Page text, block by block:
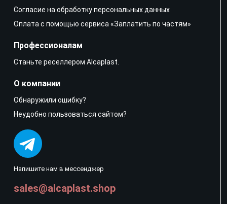
Напишите нам в мессенджер
sales@alcaplast.shop
Согласие на обработку персональных данных
Оплата с помощью сервиса «Заплатить по частям»
Профессионалам
Станьте реселлером Alcaplast.
О компании
Обнаружили ошибку?
Неудобно пользоваться сайтом?